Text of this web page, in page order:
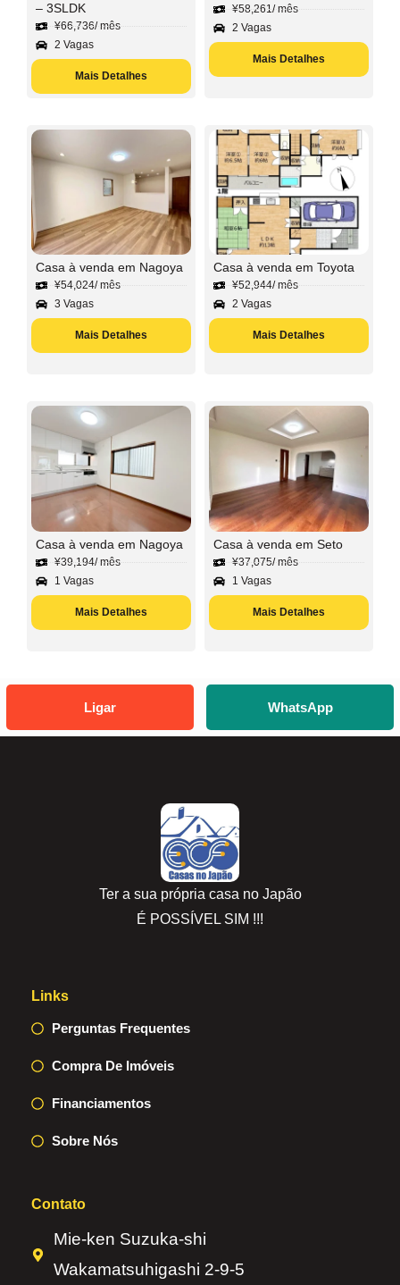
– 3SLDK
¥66,736/ mês
2 Vagas
Mais Detalhes
¥58,261/ mês
2 Vagas
Mais Detalhes
Casa à venda em Nagoya
¥54,024/ mês
3 Vagas
Mais Detalhes
Casa à venda em Toyota
¥52,944/ mês
2 Vagas
Mais Detalhes
Casa à venda em Nagoya
¥39,194/ mês
1 Vagas
Mais Detalhes
Casa à venda em Seto
¥37,075/ mês
1 Vagas
Mais Detalhes
Ligar WhatsApp
Ter a sua própria casa no Japão
É POSSÍVEL SIM !!!
Links
Perguntas Frequentes
Compra De Imóveis
Financiamentos
Sobre Nós
Contato
Mie-ken Suzuka-shi
Wakamatsuhigashi 2-9-5